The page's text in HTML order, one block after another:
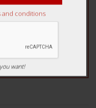
and conditions
want!